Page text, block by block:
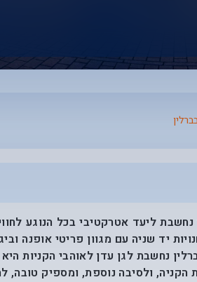
ליעד אטרקטיבי בכל הנוגע
יד שניה עם מגוון פריטי אופנה
נחשבת לגן עדן לאוהבי הקניות
הקניה, ולסיבה נוספת, ומספיק